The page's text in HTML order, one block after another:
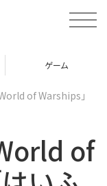
t
o
v
i
o
ゲーム
of Warships」
of